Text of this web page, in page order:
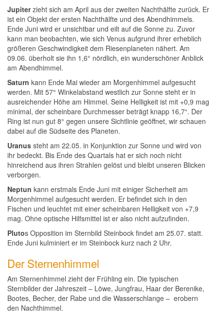
Jupiterzieht sich am April aus der zweiten Nachthälfte zurück. Er
ist ein Objekt der ersten Nachthälfte und des Abendhimmels.
Ende Juni wird er unsichtbar und eilt auf die Sonne zu. Zuvor
kann man beobachten, wie sich Venus aufgrund ihrer erheblich
größeren Geschwindigkeit dem Riesenplaneten nähert. Am
09.06. überholt sie ihn 1,6° nördlich, ein wunderschöner Anblick
am Abendhimmel.
Saturn kann Ende Mai wieder am Morgenhimmel aufgesucht
werden. Mit 57° Winkelabstand westlich zur Sonne steht er in
ausreichender Höhe am Himmel. Seine Helligkeit ist mit +0,9 mag
minimal, der scheinbare Durchmesser beträgt knapp 16,7“. Der
Ring ist nun gut 8° gegen unsere Sichtlinie geöffnet, wir schauen
dabei auf die Südseite des Planeten.
Uranus steht am 22.05. in Konjunktion zur Sonne und wird von
ihr bedeckt. Bis Ende des Quartals hat er sich noch nicht
hinreichend aus ihren Strahlen gelöst und bleibt unseren Blicken
verborgen.
Neptun kann erstmals Ende Juni mit einiger Sicherheit am
Morgenhimmel aufgesucht werden. Er befindet sich in den
Fischen und leuchtet mit einer scheinbaren Helligkeit von +7,9
mag. Ohne optische Hilfsmittel ist er also nicht aufzufinden.
Plutos Opposition im Sternbild Steinbock findet am 25.07. statt.
Ende Juni kulminiert er im Steinbock kurz nach 2 Uhr.
Der Sternenhimmel
Am Sternenhimmel zieht der Frühling ein. Die typischen
Sternbilder der Jahreszeit – Löwe, Jungfrau, Haar der Berenike,
Bootes, Becher, der Rabe und die Wasserschlange – erobern
den Nachthimmel.